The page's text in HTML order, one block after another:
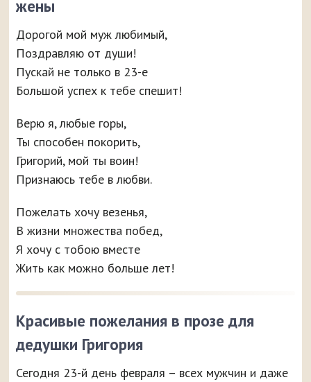
жены
Дорогой мой муж любимый,
Поздравляю от души!
Пускай не только в 23-е
Большой успех к тебе спешит!
Верю я, любые горы,
Ты способен покорить,
Григорий, мой ты воин!
Признаюсь тебе в любви.
Пожелать хочу везенья,
В жизни множества побед,
Я хочу с тобою вместе
Жить как можно больше лет!
Красивые пожелания в прозе для
дедушки Григория
Сегодня 23-й день февраля – всех мужчин и даже